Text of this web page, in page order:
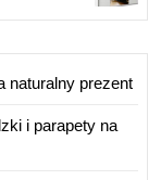
naturalny prezent
i parapety na